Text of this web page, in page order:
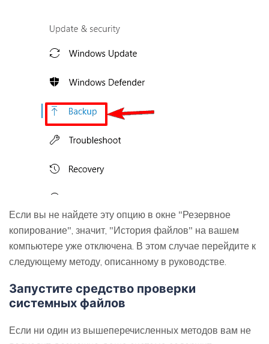
Если вы не найдете эту опцию в окне "Резервное
копирование", значит, "История файлов" на вашем
компьютере уже отключена. В этом случае перейдите к
следующему методу, описанному в руководстве.
Запустите средство проверки
системных файлов
Если ни один из вышеперечисленных методов вам не